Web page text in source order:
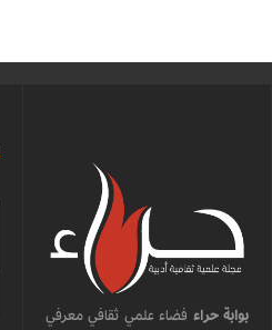
بوابة حراء فضاء علمي ثقافي معرفي